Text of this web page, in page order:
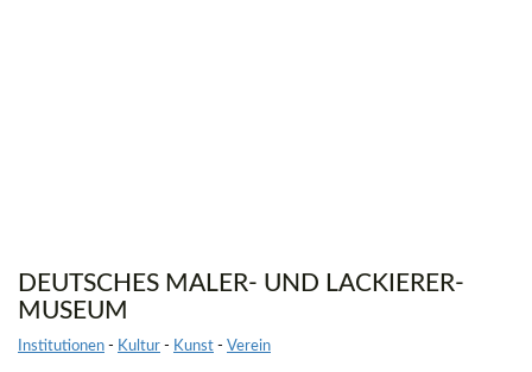
DEUTSCHES MALER- UND LACKIERER-
MUSEUM
Institutionen - Kultur - Kunst - Verein